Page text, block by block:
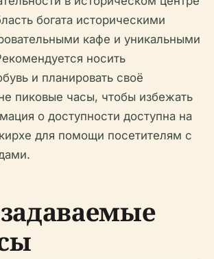
богата историческими
кафе и уникальными
носить
и планировать своё
пиковые часы, чтобы избежать
о доступности доступна на
для помощи посетителям с